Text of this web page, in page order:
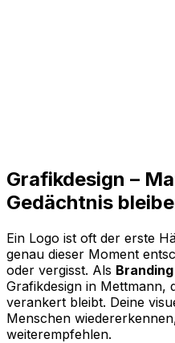
Grafikdesign –
Gedächtnis
Ein Logo ist oft der erste
genau dieser Moment
oder vergisst. Als
Grafikdesign in Mettmann,
verankert bleibt. Deine
Menschen
weiterempfehlen.